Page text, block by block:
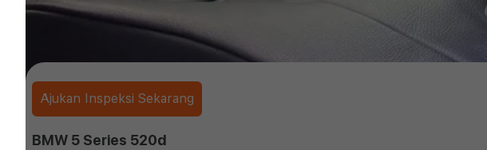
Ajukan Inspeksi Sekarang
BMW 5 Series 520d